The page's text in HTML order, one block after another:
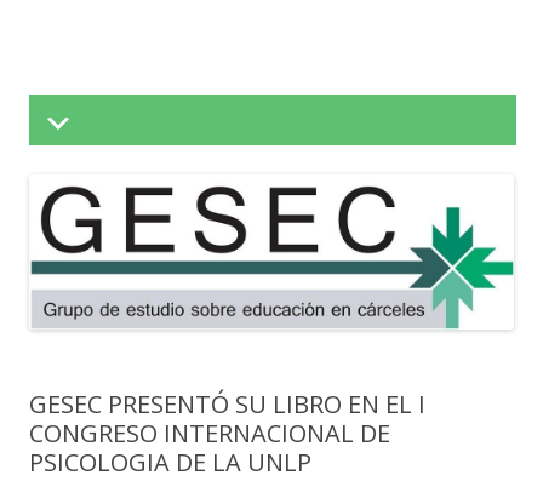
Saltar
GESEC PRESENTÓ SU LIBRO EN EL I
CONGRESO INTERNACIONAL DE
PSICOLOGIA DE LA UNLP